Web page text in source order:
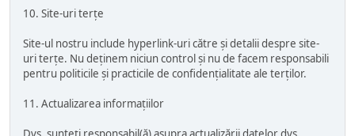
10. Site-uri terțe
Site-ul nostru include hyperlink-uri către și detalii despre site-
uri terțe. Nu deținem niciun control și nu de facem responsabili
pentru politicile și practicile de confidențialitate ale terților.
11. Actualizarea informațiilor